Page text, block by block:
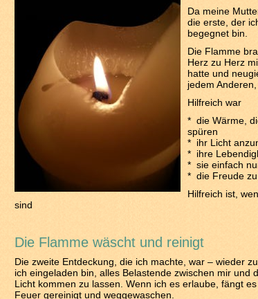
Da meine
die erste, der
begegnet bin.
Die Flamme
Herz zu Herz
hatte und
jedem
Hilfreich war
* die Wärme,
spüren
* ihr Licht
* ihre
* sie einfach
* die Freude
Hilfreich ist,
sind
Die Flamme wäscht und reinigt
Die zweite Entdeckung, die ich machte, war – wieder
ich eingeladen bin, alles Belastende zwischen mir und
Licht kommen zu lassen. Wenn ich es erlaube, fängt
Feuer gereinigt und weggewaschen.